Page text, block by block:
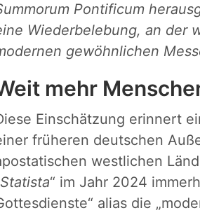
Pontificum
Wiederbelebung, an der
gewöhnlichen
mehr
Einschätzung erinnert
früheren deutschen
westlichen
Statista“ im Jahr 2024
alias die